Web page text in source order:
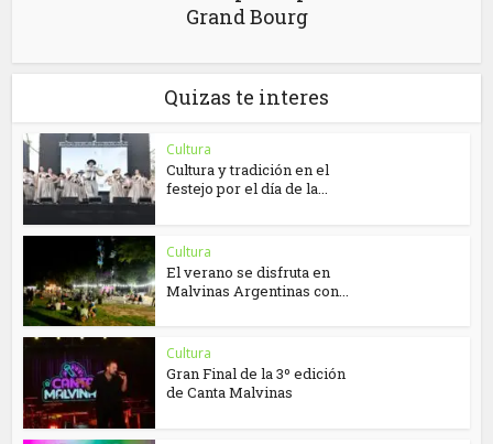
Grand Bourg
Quizas te interes
Cultura
Cultura y tradición en el
festejo por el día de la...
Cultura
El verano se disfruta en
Malvinas Argentinas con...
Cultura
Gran Final de la 3º edición
de Canta Malvinas